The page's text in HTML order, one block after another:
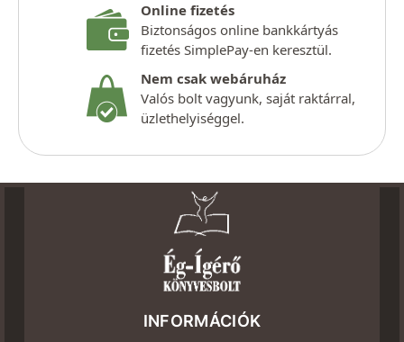
Online fizetés
Biztonságos online bankkártyás
fizetés SimplePay-en keresztül.
Nem csak webáruház
Valós bolt vagyunk, saját raktárral,
üzlethelyiséggel.
INFORMÁCIÓK